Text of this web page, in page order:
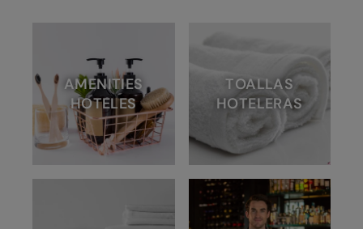
AMENITIES
HOTELES
TOALLAS
HOTELERAS